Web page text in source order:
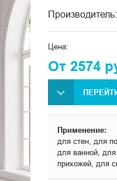
Производитель:
Цена:
От 2574
Применение:
для стен, для
для ванной,
прихожей, для